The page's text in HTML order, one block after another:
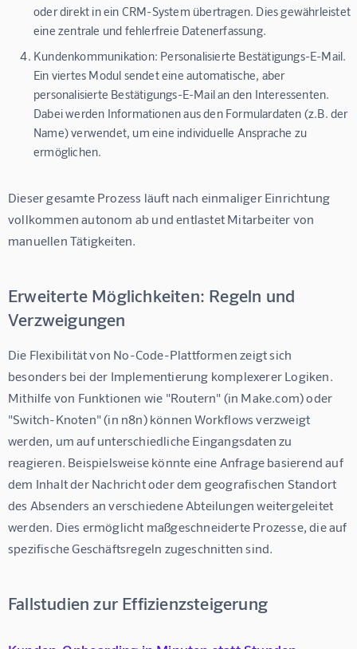
oder direkt in ein CRM-System übertragen. Dies gewährleistet
eine zentrale und fehlerfreie Datenerfassung.
Kundenkommunikation: Personalisierte Bestätigungs-E-Mail.
Ein viertes Modul sendet eine automatische, aber
personalisierte Bestätigungs-E-Mail an den Interessenten.
Dabei werden Informationen aus den Formulardaten (z.B. der
Name) verwendet, um eine individuelle Ansprache zu
ermöglichen.
Dieser gesamte Prozess läuft nach einmaliger Einrichtung
vollkommen autonom ab und entlastet Mitarbeiter von
manuellen Tätigkeiten.
Erweiterte Möglichkeiten: Regeln und
Verzweigungen
Die Flexibilität von No-Code-Plattformen zeigt sich
besonders bei der Implementierung komplexerer Logiken.
Mithilfe von Funktionen wie "Routern" (in Make.com) oder
"Switch-Knoten" (in n8n) können Workflows verzweigt
werden, um auf unterschiedliche Eingangsdaten zu
reagieren. Beispielsweise könnte eine Anfrage basierend auf
dem Inhalt der Nachricht oder dem geografischen Standort
des Absenders an verschiedene Abteilungen weitergeleitet
werden. Dies ermöglicht maßgeschneiderte Prozesse, die auf
spezifische Geschäftsregeln zugeschnitten sind.
Fallstudien zur Effizienzsteigerung